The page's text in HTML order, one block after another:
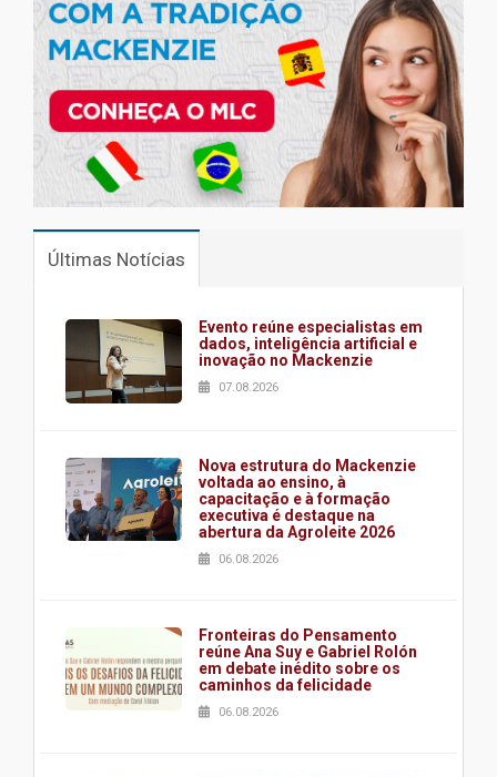
Últimas Notícias
Evento reúne especialistas em
dados, inteligência artificial e
inovação no Mackenzie
07.08.2026
Nova estrutura do Mackenzie
voltada ao ensino, à
capacitação e à formação
executiva é destaque na
abertura da Agroleite 2026
06.08.2026
Fronteiras do Pensamento
reúne Ana Suy e Gabriel Rolón
em debate inédito sobre os
caminhos da felicidade
06.08.2026